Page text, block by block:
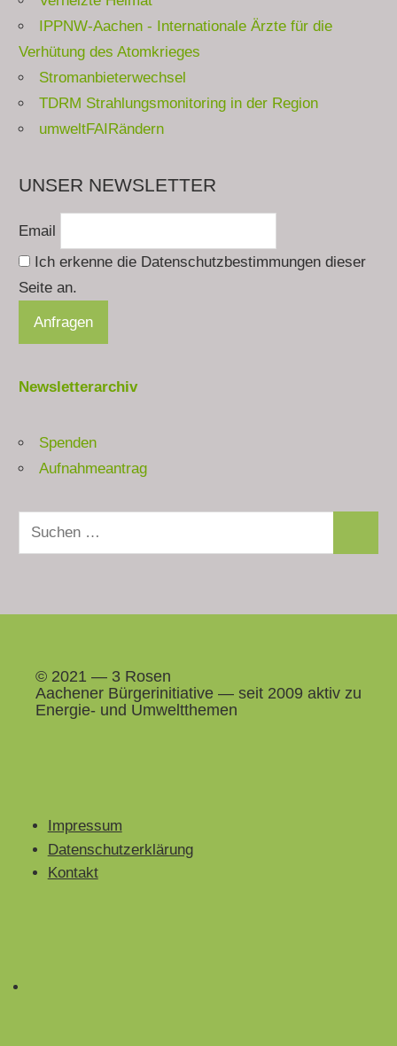
IPPNW-Aachen - Internationale Ärzte für die
Verhütung des Atomkrieges
Stromanbieterwechsel
TDRM Strahlungsmonitoring in der Region
umweltFAIRändern
UNSER NEWSLETTER
Email
Ich erkenne die Datenschutzbestimmungen dieser
Seite an.
Newsletterarchiv
Spenden
Aufnahmeantrag
Suchen
nach:
© 2021 — 3 Rosen
Aach­en­er Bürg­erini­tia­tive — seit 2009 aktiv zu
Energie- und Umweltthemen
Impressum
Datenschutzerklärung
Kontakt